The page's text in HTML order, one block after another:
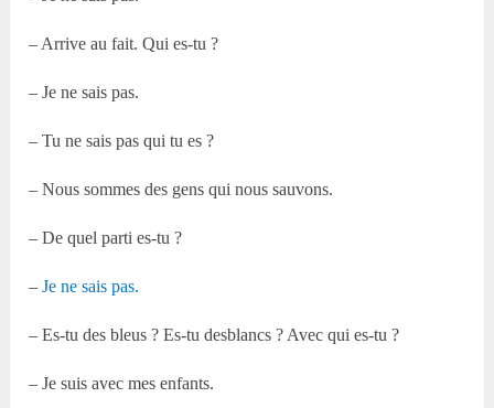
– Arrive au fait. Qui es-tu ?
– Je ne sais pas.
– Tu ne sais pas qui tu es ?
– Nous sommes des gens qui nous sauvons.
– De quel parti es-tu ?
–Je ne sais pas.
– Es-tu des bleus ? Es-tu desblancs ? Avec qui es-tu ?
– Je suis avec mes enfants.